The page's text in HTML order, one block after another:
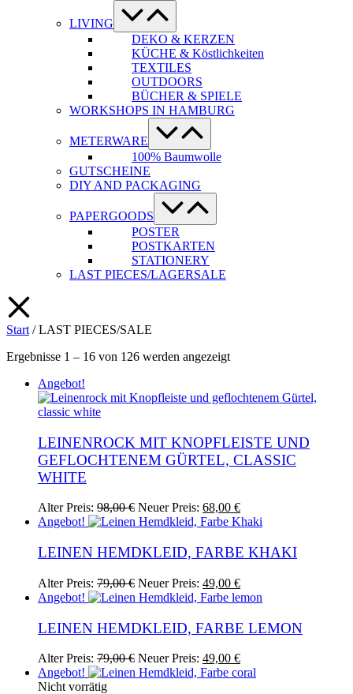
LIVING
Menü-
Schalter
DEKO & KERZEN
KÜCHE & Köstlichkeiten
TEXTILES
OUTDOORS
BÜCHER & SPIELE
WORKSHOPS IN HAMBURG
METERWARE
Menü-
Schalter
100% Baumwolle
GUTSCHEINE
DIY AND PACKAGING
PAPERGOODS
Menü-
Schalter
POSTER
POSTKARTEN
STATIONERY
LAST PIECES/LAGERSALE
Start / LAST PIECES/SALE
Ergebnisse 1 – 16 von 126 werden angezeigtNach
Angebot!
LEINENROCK MIT KNOPFLEISTE UND
GEFLOCHTENEM GÜRTEL, CLASSIC
WHITE
Alter Preis: 98,00€ Ursprünglicher
Preis
98,00 €
Neuer Preis: 68,00 €Aktueller
Preis
68,00 €.
Angebot!
LEINEN HEMDKLEID, FARBE KHAKI
Alter Preis: 79,00€ Ursprünglicher
Preis
79,00 €
Neuer Preis: 49,00 €Aktueller
Preis
49,00 €.
Angebot!
LEINEN HEMDKLEID, FARBE LEMON
Alter Preis: 79,00€ Ursprünglicher
Preis
Neuer Preis: 49,00 €Aktueller
Preis
Angebot!
Nicht vorrätig